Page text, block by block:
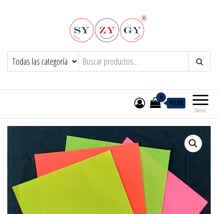
Syzygy.net.ar
Menú
0
$0,00